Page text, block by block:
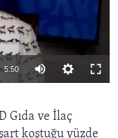
5:50
Gıda ve İlaç
koştuğu yüzde